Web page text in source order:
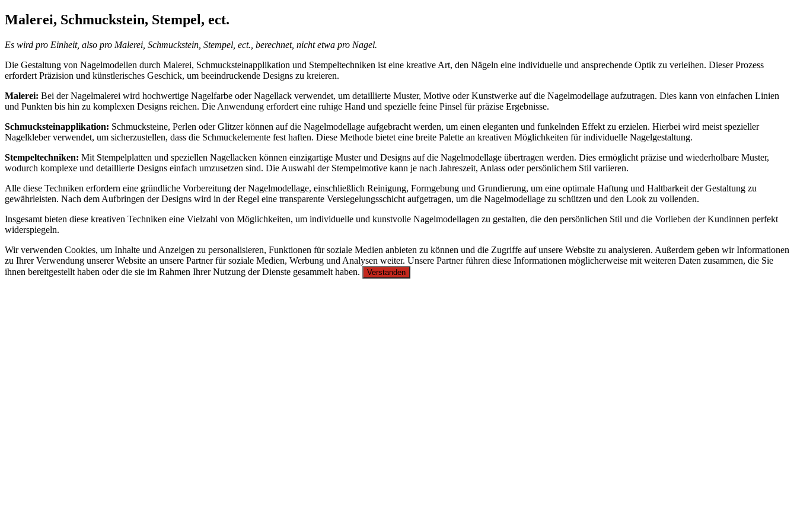
Zum
Inhalt
Malerei, Schmuckstein, Stempel, ect.
Es wird pro Einheit, also pro Malerei, Schmuckstein, Stempel, ect., berechnet, nicht etwa pro Nagel.
Die Gestaltung von Nagelmodellen durch Malerei, Schmucksteinapplikation und Stempeltechniken ist eine kreative Art, den Nägeln eine individuelle und ansprechende Optik zu verleihen. Dieser Prozess
erfordert Präzision und künstlerisches Geschick, um beeindruckende Designs zu kreieren.
Malerei: Bei der Nagelmalerei wird hochwertige Nagelfarbe oder Nagellack verwendet, um detaillierte Muster, Motive oder Kunstwerke auf die Nagelmodellage aufzutragen. Dies kann von einfachen Linien
und Punkten bis hin zu komplexen Designs reichen. Die Anwendung erfordert eine ruhige Hand und spezielle feine Pinsel für präzise Ergebnisse.
Schmucksteinapplikation: Schmucksteine, Perlen oder Glitzer können auf die Nagelmodellage aufgebracht werden, um einen eleganten und funkelnden Effekt zu erzielen. Hierbei wird meist spezieller
Nagelkleber verwendet, um sicherzustellen, dass die Schmuckelemente fest haften. Diese Methode bietet eine breite Palette an kreativen Möglichkeiten für individuelle Nagelgestaltung.
Stempeltechniken: Mit Stempelplatten und speziellen Nagellacken können einzigartige Muster und Designs auf die Nagelmodellage übertragen werden. Dies ermöglicht präzise und wiederholbare Muster,
wodurch komplexe und detaillierte Designs einfach umzusetzen sind. Die Auswahl der Stempelmotive kann je nach Jahreszeit, Anlass oder persönlichem Stil variieren.
Alle diese Techniken erfordern eine gründliche Vorbereitung der Nagelmodellage, einschließlich Reinigung, Formgebung und Grundierung, um eine optimale Haftung und Haltbarkeit der Gestaltung zu
gewährleisten. Nach dem Aufbringen der Designs wird in der Regel eine transparente Versiegelungsschicht aufgetragen, um die Nagelmodellage zu schützen und den Look zu vollenden.
Insgesamt bieten diese kreativen Techniken eine Vielzahl von Möglichkeiten, um individuelle und kunstvolle Nagelmodellagen zu gestalten, die den persönlichen Stil und die Vorlieben der Kundinnen perfekt
widerspiegeln.
Wir verwenden Cookies, um Inhalte und Anzeigen zu personalisieren, Funktionen für soziale Medien anbieten zu können und die Zugriffe auf unsere Website zu analysieren. Außerdem geben wir Informationen
zu Ihrer Verwendung unserer Website an unsere Partner für soziale Medien, Werbung und Analysen weiter. Unsere Partner führen diese Informationen möglicherweise mit weiteren Daten zusammen, die Sie
ihnen bereitgestellt haben oder die sie im Rahmen Ihrer Nutzung der Dienste gesammelt haben.
Verstanden